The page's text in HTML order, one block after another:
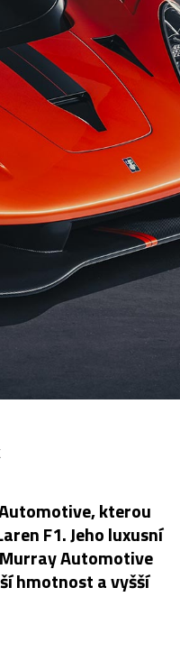
kterou
F1. Jeho luxusní
Automotive
hmotnost a vyšší